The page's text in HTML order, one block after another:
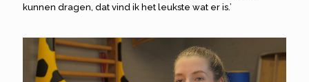
kunnen dragen, dat vind ik het leukste wat er is.’